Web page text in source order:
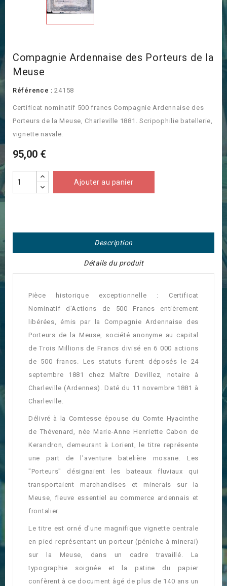
Compagnie Ardennaise des Porteurs de la
Meuse
Référence : 24158
Certificat nominatif 500 francs Compagnie Ardennaise des
Porteurs de la Meuse, Charleville 1881. Scripophilie batellerie,
vignette navale.
95,00 €
Ajouter au panier
Description
Détails du produit
Pièce historique exceptionnelle : Certificat
Nominatif d'Actions de 500 Francs entièrement
libérées, émis par la Compagnie Ardennaise des
Porteurs de la Meuse, société anonyme au capital
de Trois Millions de Francs divisé en 6 000 actions
de 500 francs. Les statuts furent déposés le 24
septembre 1881 chez Maître Devillez, notaire à
Charleville (Ardennes). Daté du 11 novembre 1881 à
Charleville.
Délivré à la Comtesse épouse du Comte Hyacinthe
de Thévenard, née Marie-Anne Henriette Cabon de
Kerandron, demeurant à Lorient, le titre représente
une part de l'aventure batelière mosane. Les
"Porteurs" désignaient les bateaux fluviaux qui
transportaient marchandises et minerais sur la
Meuse, fleuve essentiel au commerce ardennais et
frontalier.
Le titre est orné d'une magnifique vignette centrale
en pied représentant un porteur (péniche à minerai)
sur la Meuse, dans un cadre travaillé. La
typographie soignée et la patine du papier
confèrent à ce document âgé de plus de 140 ans un